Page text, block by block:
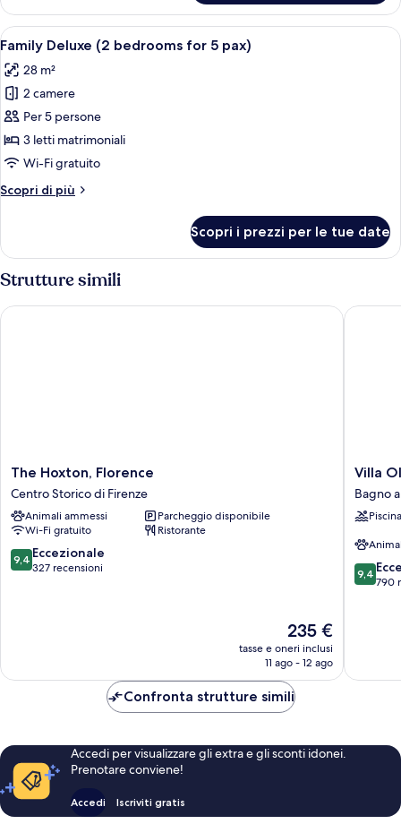
Pax)
Deluxe
(2
Camere
6
Pax)
Apri
tutte
le
foto
per
Family
Deluxe
bedrooms
pax)
Camera moderna con un letto
5
Family Deluxe (2 bedrooms for 5 pax)
28 m²
2 camere
Per 5 persone
3 letti matrimoniali
Wi-Fi gratuito
Scopri di più
Altri
Deluxe
bedrooms
5
Scopri i prezzi per le tue date
Strutture simili
The
Hoxton,
Florence
Centro
Storico
di
Firenze
The Hoxton, Florence
Centro Storico di Firenze
Animali ammessi
Parcheggio disponibile
Wi-Fi gratuito
Ristorante
9.4
su
9,4 Eccezionale
327 recensioni
Il
prezzo
attuale
235 €
235 €
tasse e oneri inclusi
11 ago - 12 ago
The Hoxton, Florence
Villa
Olmi
Firenze
Bagno
Ripoli
Villa
Bagno
Piscina
9.4
su
9,4
790
Villa
Confronta strutture simili
Accedi per visualizzare gli extra e gli sconti idonei.
Prenotare conviene!
Accedi Iscriviti gratis